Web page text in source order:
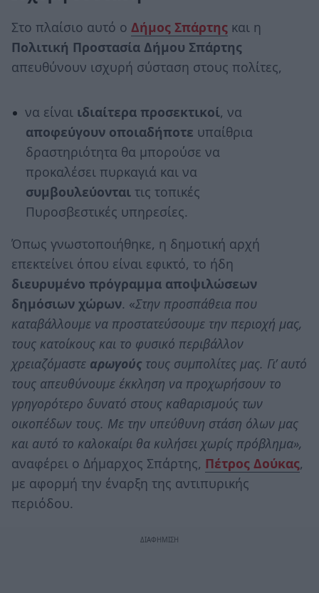
Στο πλαίσιο αυτό ο Δήμος Σπάρτης και η
Πολιτική Προστασία Δήμου Σπάρτης
απευθύνουν ισχυρή σύσταση στους πολίτες,
να είναι ιδιαίτερα προσεκτικοί, να
αποφεύγουν οποιαδήποτε υπαίθρια
δραστηριότητα θα μπορούσε να
προκαλέσει πυρκαγιά και να
συμβουλεύονταιτις τοπικές
Πυροσβεστικές υπηρεσίες.
Όπως γνωστοποιήθηκε, η δημοτική αρχή
επεκτείνει όπου είναι εφικτό, το ήδη
διευρυμένο πρόγραμμα αποψιλώσεων
δημόσιων χώρων. «Στην προσπάθεια που
καταβάλλουμε να προστατεύσουμε την περιοχή μας,
τους κατοίκους και το φυσικό περιβάλλον
χρειαζόμαστε αρωγούς τους συμπολίτες μας. Γι’ αυτό
τους απευθύνουμε έκκληση να προχωρήσουν το
γρηγορότερο δυνατό στους καθαρισμούς των
οικοπέδων τους. Με την υπεύθυνη στάση όλων μας
και αυτό το καλοκαίρι θα κυλήσει χωρίς πρόβλημα»,
αναφέρει ο Δήμαρχος Σπάρτης, Πέτρος Δούκας,
με αφορμή την έναρξη της αντιπυρικής
περιόδου.